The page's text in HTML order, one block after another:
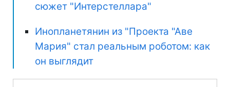
сюжет "Интерстеллара"
Инопланетянин из "Проекта "Аве
Мария" стал реальным роботом: как
он выглядит